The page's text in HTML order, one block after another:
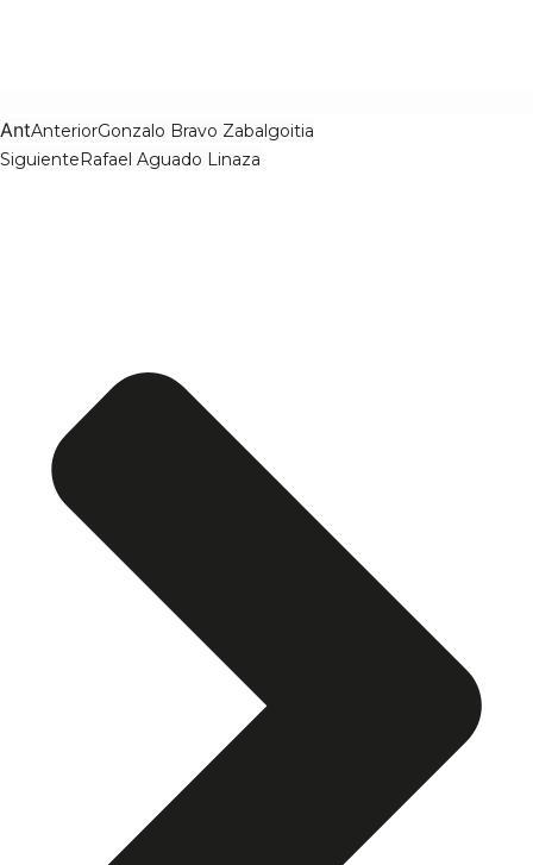
AntAnteriorGonzalo Bravo Zabalgoitia
SiguienteRafael Aguado Linaza